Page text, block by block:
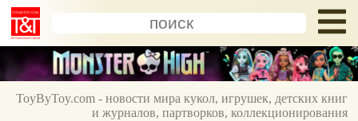
ToyByToy.com - новости мира кукол, игрушек, детских книг
и журналов, партворков, коллекционирования